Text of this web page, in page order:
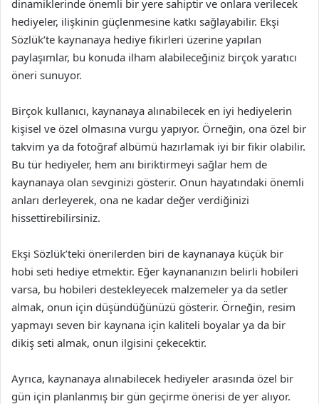
dinamiklerinde önemli bir yere sahiptir ve onlara verilecek
hediyeler, ilişkinin güçlenmesine katkı sağlayabilir. Ekşi
Sözlük’te kaynanaya hediye fikirleri üzerine yapılan
paylaşımlar, bu konuda ilham alabileceğiniz birçok yaratıcı
öneri sunuyor.
Birçok kullanıcı, kaynanaya alınabilecek en iyi hediyelerin
kişisel ve özel olmasına vurgu yapıyor. Örneğin, ona özel bir
takvim ya da fotoğraf albümü hazırlamak iyi bir fikir olabilir.
Bu tür hediyeler, hem anı biriktirmeyi sağlar hem de
kaynanaya olan sevginizi gösterir. Onun hayatındaki önemli
anları derleyerek, ona ne kadar değer verdiğinizi
hissettirebilirsiniz.
Ekşi Sözlük’teki önerilerden biri de kaynanaya küçük bir
hobi seti hediye etmektir. Eğer kaynananızın belirli hobileri
varsa, bu hobileri destekleyecek malzemeler ya da setler
almak, onun için düşündüğünüzü gösterir. Örneğin, resim
yapmayı seven bir kaynana için kaliteli boyalar ya da bir
dikiş seti almak, onun ilgisini çekecektir.
Ayrıca, kaynanaya alınabilecek hediyeler arasında özel bir
gün için planlanmış bir gün geçirme önerisi de yer alıyor.